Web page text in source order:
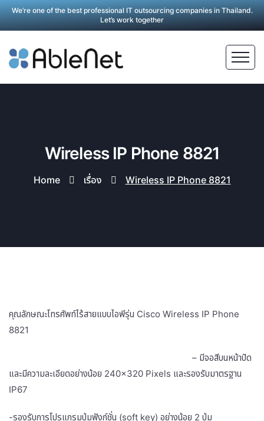
We’re one of the best professional IT outsourcing companies in Thailand.
Let’s work together
Wireless IP Phone 8821
Home เรื่อง Wireless IP Phone 8821
คุณลักษณะโทรศัพท์ไร้สายแบบไอพีรุ่น Cisco Wireless IP Phone
8821
– มีจอสีบนหน้าปัด
และมีความละเอียดอย่างน้อย 240×320 Pixels และรองรับมาตรฐาน
IP67
-รองรับการโปรแกรมปุ่มฟังก์ชั่น (soft key) อย่างน้อย 2 ปุ่ม